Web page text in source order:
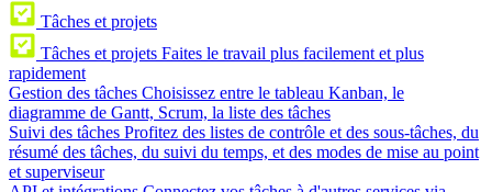
Tâches et projets
Tâches et projets Faites le travail plus facilement et plus
rapidement
Gestion des tâches Choisissez entre le tableau Kanban, le
diagramme de Gantt, Scrum, la liste des tâches
Suivi des tâches Profitez des listes de contrôle et des sous-tâches, du
résumé des tâches, du suivi du temps, et des modes de mise au point
et superviseur